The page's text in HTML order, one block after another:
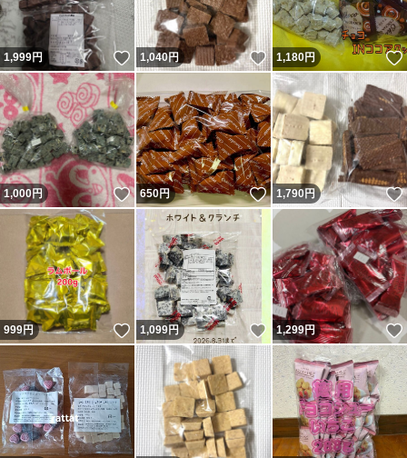
1,999円 いいね！
1,040円 いいね！
1,180円
1,000円 いいね！
650円 いいね！
1,790円
999円 いいね！
1,099円 いいね！
1,299円